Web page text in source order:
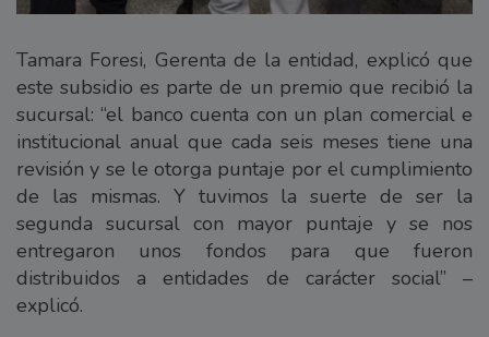
Tamara Foresi, Gerenta de la entidad, explicó que
este subsidio es parte de un premio que recibió la
sucursal: “el banco cuenta con un plan comercial e
institucional anual que cada seis meses tiene una
revisión y se le otorga puntaje por el cumplimiento
de las mismas. Y tuvimos la suerte de ser la
segunda sucursal con mayor puntaje y se nos
entregaron unos fondos para que fueron
distribuidos a entidades de carácter social” –
explicó.